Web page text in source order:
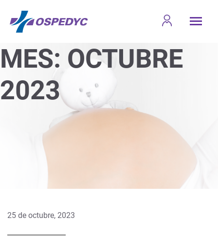
MES: OCTUBRE
2023
25 de octubre, 2023